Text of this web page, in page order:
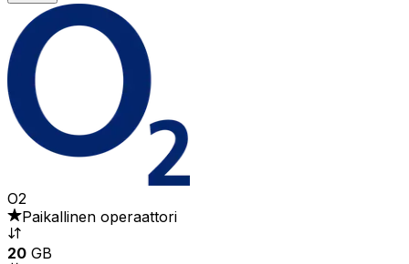
O2
Paikallinen operaattori
20 GB